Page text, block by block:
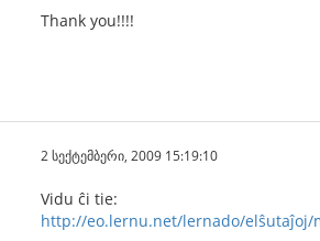
Thank you!!!!
2 სექტემბერი, 2009 15:19:10
Vidu ĉi tie:
http://eo.lernu.net/lernado/elŝutaĵoj/